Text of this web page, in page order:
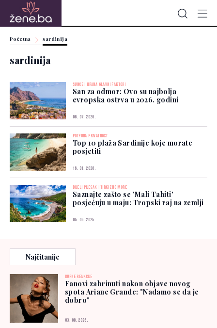
Početna sardinija
sardinija
SUNCE I HRANA GLAVNI FAKTORI
San za odmor: Ovo su najbolja
evropska ostrva u 2026. godini
06. 07. 2026.
POTPUNA PRIVATNOST
Top 10 plaža Sardinije koje morate
posjetiti
16. 01. 2026.
BIJELI PIJESAK I TIRKIZNO MORE
Saznajte zašto se 'Mali Tahiti'
posjećuju u maju: Tropski raj na zemlji
05. 05. 2025.
Najčitanije
BURNE REAKCIJE
Fanovi zabrinuti nakon objave novog
spota Ariane Grande: "Nadamo se da je
dobro"
03. 08. 2026.